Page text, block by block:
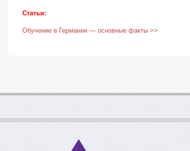
Статьи:
Обучение в Германии — основные факты >>